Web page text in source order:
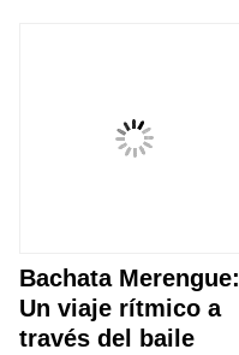
Bachata Merengue:
Un viaje rítmico a
través del baile